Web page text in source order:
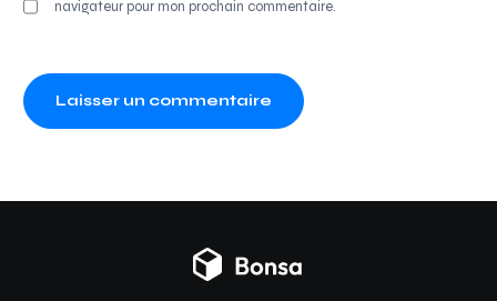
navigateur pour mon prochain commentaire.